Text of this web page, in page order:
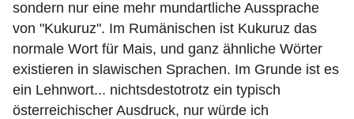
sondern nur eine mehr mundartliche Aussprache
von "Kukuruz". Im Rumänischen ist Kukuruz das
normale Wort für Mais, und ganz ähnliche Wörter
existieren in slawischen Sprachen. Im Grunde ist es
ein Lehnwort... nichtsdestotrotz ein typisch
österreichischer Ausdruck, nur würde ich